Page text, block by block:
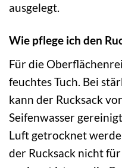
ausgelegt.
Wie pflege ich den
Für die
feuchtes Tuch. Bei
kann der Rucksack
Seifenwasser
Luft getrocknet
der Rucksack nicht